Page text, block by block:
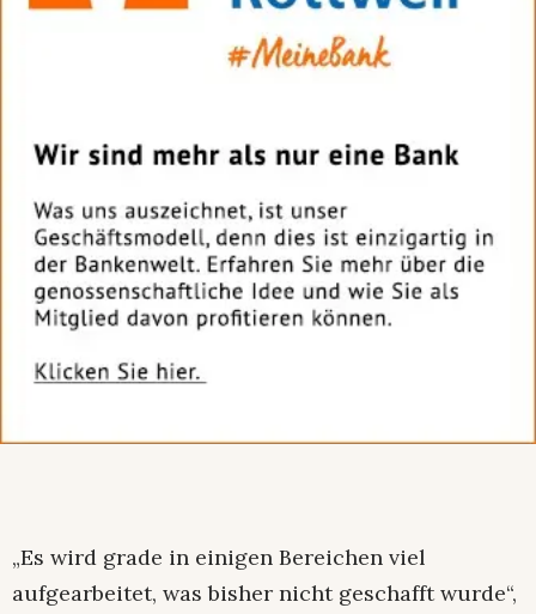
„Es wird grade in einigen Bereichen viel
aufgearbeitet, was bisher nicht geschafft wurde“,